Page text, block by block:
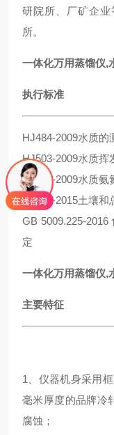
研院所、厂矿企
所。
一体化万用蒸馏仪,
执行标准
HJ484-2009水质
HJ503-2009水质挥
HJ537-2009水质氨
HJ745-2015土壤和
GB 5009.225-
定
一体化万用蒸馏仪,
主要特征
1、仪器机身采用
毫米厚度的品牌冷
腐蚀；